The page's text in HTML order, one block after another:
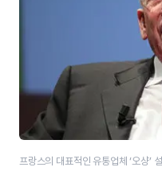
프랑스의 대표적인 유통업체 ‘오샹